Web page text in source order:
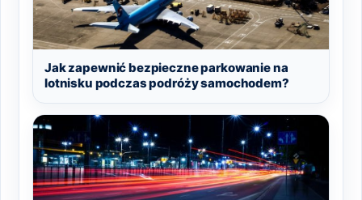
Jak zapewnić bezpieczne parkowanie na
lotnisku podczas podróży samochodem?